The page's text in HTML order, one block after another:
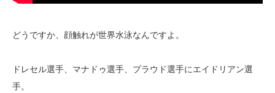
どうですか、顔触れが世界水泳なんですよ。
ドレセル選手、マナドゥ選手、プラウド選手にエイドリアン選
手。